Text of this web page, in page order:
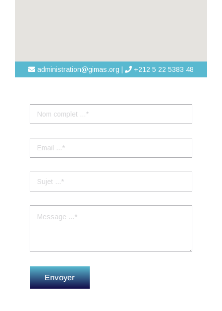
administration@gimas.org | +212 5 22 5383 48
Envoyer